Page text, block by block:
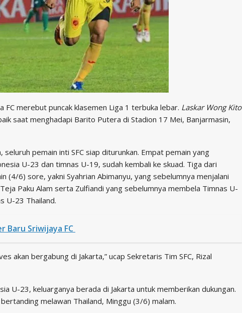
FC merebut puncak klasemen Liga 1 terbuka lebar. Laskar Wong Kito
saat menghadapi Barito Putera di Stadion 17 Mei, Banjarmasin,
pemain inti SFC siap diturunkan. Empat pemain yang
U-23 dan timnas U-19, sudah kembali ke skuad. Tiga dari
(4/6) sore, yakni Syahrian Abimanyu, yang sebelumnya menjalani
Paku Alam serta Zulfiandi yang sebelumnya membela Timnas U-
U-23 Thailand.
Baru Sriwijaya FC
akan bergabung di Jakarta,” ucap Sekretaris Tim SFC, Rizal
U-23, keluarganya berada di Jakarta untuk memberikan dukungan.
melawan Thailand, Minggu (3/6) malam.